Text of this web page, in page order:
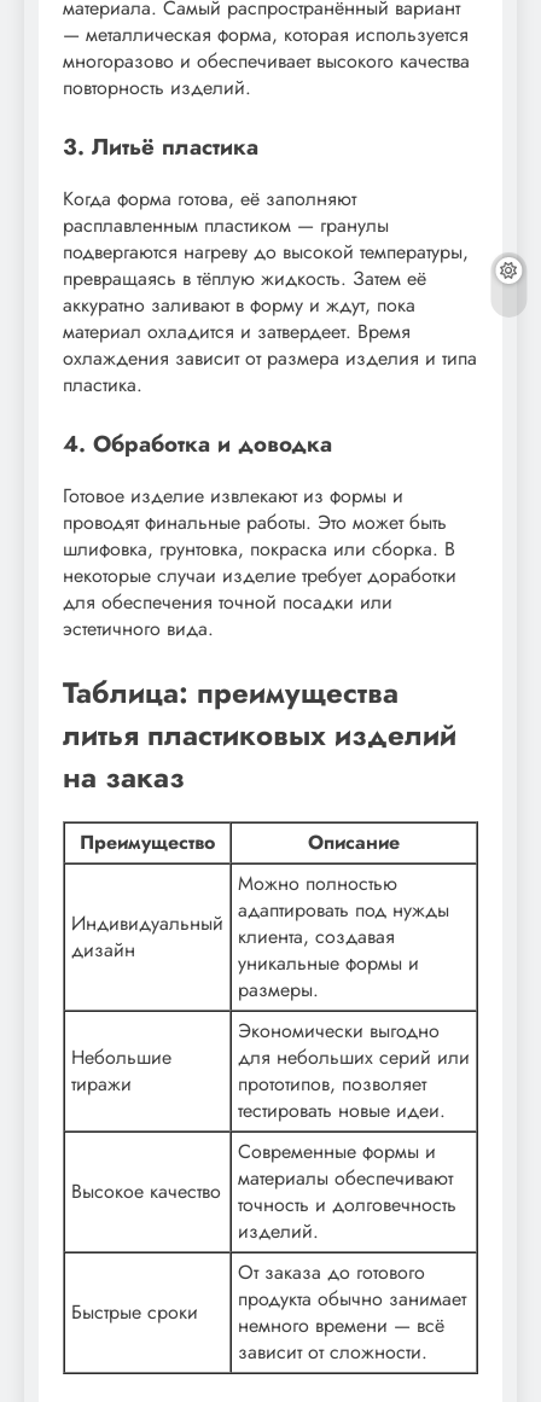
материала. Самый распространённый вариант
— металлическая форма, которая используется
многоразово и обеспечивает высокого качества
повторность изделий.
3. Литьё пластика
Когда форма готова, её заполняют
расплавленным пластиком — гранулы
подвергаются нагреву до высокой температуры,
превращаясь в тёплую жидкость. Затем её
аккуратно заливают в форму и ждут, пока
материал охладится и затвердеет. Время
охлаждения зависит от размера изделия и типа
пластика.
4. Обработка и доводка
Готовое изделие извлекают из формы и
проводят финальные работы. Это может быть
шлифовка, грунтовка, покраска или сборка. В
некоторые случаи изделие требует доработки
для обеспечения точной посадки или
эстетичного вида.
Таблица: преимущества
литья пластиковых изделий
на заказ
Преимущество Описание
Индивидуальный
дизайн
Можно полностью
адаптировать под нужды
клиента, создавая
уникальные формы и
размеры.
Небольшие
тиражи
Экономически выгодно
для небольших серий или
прототипов, позволяет
тестировать новые идеи.
Высокое качество
Современные формы и
материалы обеспечивают
точность и долговечность
изделий.
Быстрые сроки
От заказа до готового
продукта обычно занимает
немного времени — всё
зависит от сложности.